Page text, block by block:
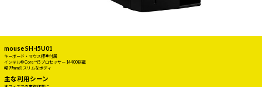
mouse SH-I5U01
キーボード・マウス標準付属
インテル® Core™ i5 プロセッサー 14400搭載
幅99mmのスリムなボディ
主な利用シーン